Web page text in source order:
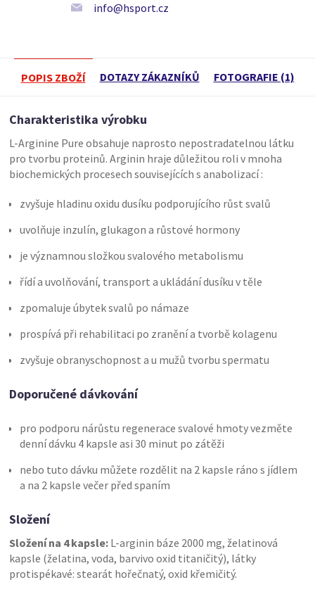
info@hsport.cz
POPIS ZBOŽÍ DOTAZY ZÁKAZNÍKŮ FOTOGRAFIE (1)
Charakteristika výrobku
L-Arginine Pure obsahuje naprosto nepostradatelnou látku
pro tvorbu proteinů. Arginin hraje důležitou roli v mnoha
biochemických procesech souvisejících s anabolizací :
zvyšuje hladinu oxidu dusíku podporujícího růst svalů
uvolňuje inzulín, glukagon a růstové hormony
je významnou složkou svalového metabolismu
řídí a uvolňování, transport a ukládání dusíku v těle
zpomaluje úbytek svalů po námaze
prospívá při rehabilitaci po zranění a tvorbě kolagenu
zvyšuje obranyschopnost a u mužů tvorbu spermatu
Doporučené dávkování
pro podporu nárůstu regenerace svalové hmoty vezměte
denní dávku 4 kapsle asi 30 minut po zátěži
nebo tuto dávku můžete rozdělit na 2 kapsle ráno s jídlem
a na 2 kapsle večer před spaním
Složení
Složení na 4 kapsle: L-arginin báze 2000 mg, želatinová
kapsle (želatina, voda, barvivo oxid titaničitý), látky
protispékavé: stearát hořečnatý, oxid křemičitý.